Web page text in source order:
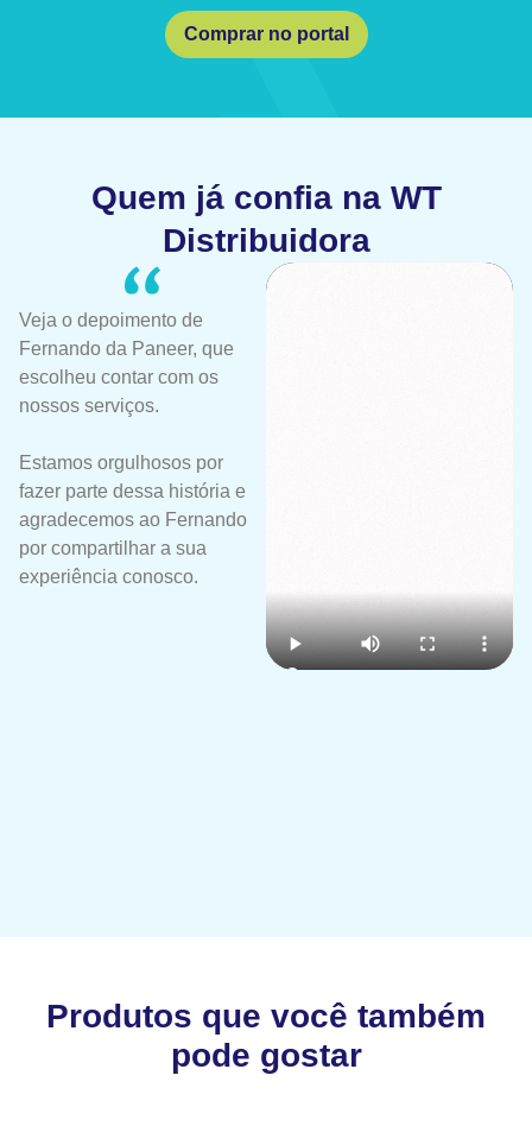
Comprar no portal
Quem já confia na WT
Distribuidora
Veja o depoimento de
Fernando da Paneer, que
escolheu contar com os
nossos serviços.
Estamos orgulhosos por
fazer parte dessa história e
agradecemos ao Fernando
por compartilhar a sua
experiência conosco.
Produtos que você também
pode gostar